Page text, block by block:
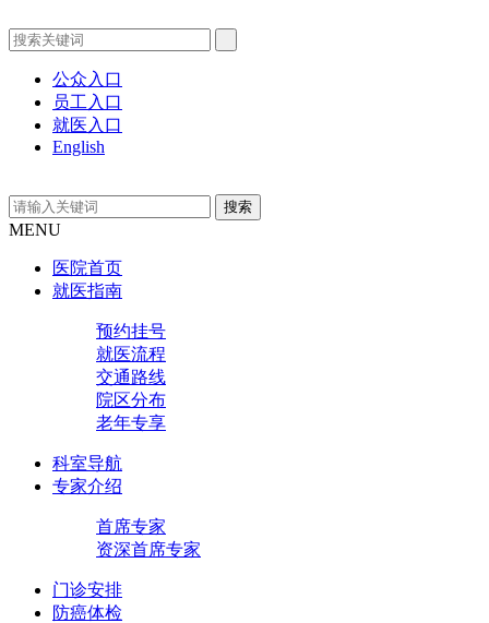
公众入口
员工入口
就医入口
English
MENU
医院首页
就医指南
预约挂号
就医流程
交通路线
院区分布
老年专享
科室导航
专家介绍
首席专家
资深首席专家
门诊安排
防癌体检